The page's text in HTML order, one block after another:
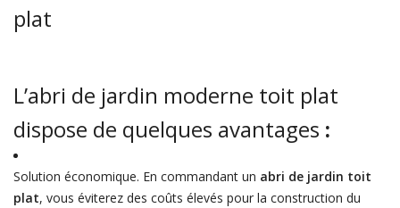
plat
L’abri de jardin moderne toit plat
dispose de quelques avantages :
Solution économique. En commandant un abri de jardin toit
plat, vous éviterez des coûts élevés pour la construction du